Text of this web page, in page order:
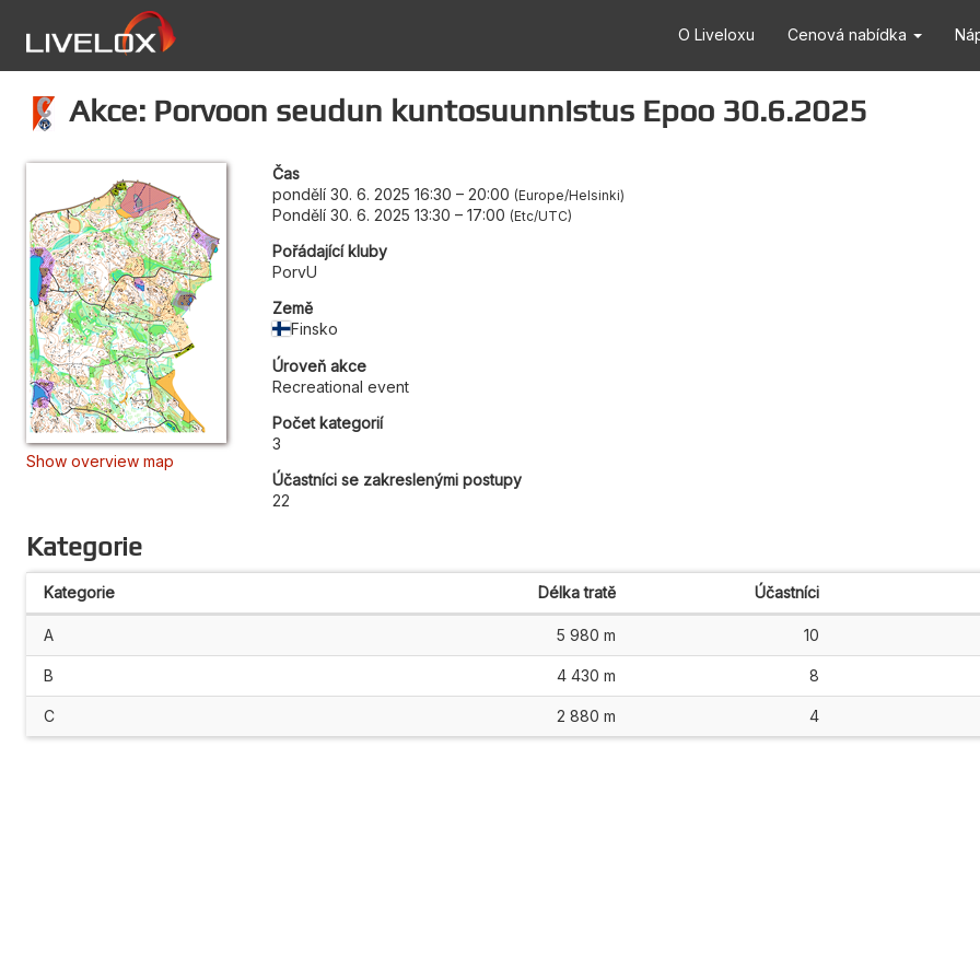
O Liveloxu Cenová nabídka
Akce: Porvoon seudun kuntosuunnistus Epoo 30.6.2025
Show overview map
Čas
pondělí 30. 6. 2025 16:30 – 20:00 Europe/Helsinki
Pondělí 30. 6. 2025 13:30 – 17:00 Etc/UTC
Pořádající kluby
PorvU
Země
Finsko
Úroveň akce
Recreational event
Počet kategorií
3
Účastníci se zakreslenými postupy
22
Kategorie
Kategorie Délka tratě Účastníci
A 5 980 m 10
B 4 430 m 8
C 2 880 m 4